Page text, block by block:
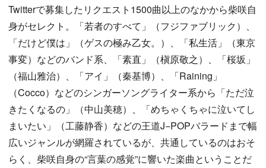
Twitterで募集したリクエスト1500曲以上のなかから柴咲自
身がセレクト。「若者のすべて」（フジファブリック）、
「だけど僕は」（ゲスの極み乙女。）、「私生活」（東京
事変）などのバンド系、「素直」（槇原敬之）、「桜坂」
（福山雅治）、「アイ」（秦基博）、「Raining」
（Cocco）などのシンガーソングライター系から「ただ泣
きたくなるの」（中山美穂）、「めちゃくちゃに泣いてし
まいたい」（工藤静香）などの王道J−POPバラードまで幅
広いジャンルが網羅されているが、共通しているのはおそ
らく、柴咲自身の“言葉の感覚”に響いた楽曲ということだ